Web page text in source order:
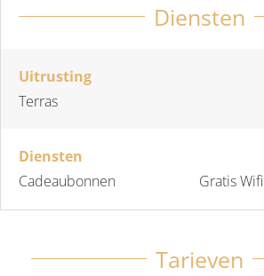
Diensten
Uitrusting
Terras
Diensten
Cadeaubonnen
Gratis Wifi
Tarieven